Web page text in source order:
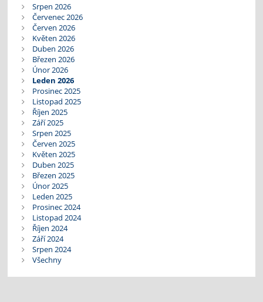
Srpen 2026
Červenec 2026
Červen 2026
Květen 2026
Duben 2026
Březen 2026
Únor 2026
Leden 2026
Prosinec 2025
Listopad 2025
Říjen 2025
Září 2025
Srpen 2025
Červen 2025
Květen 2025
Duben 2025
Březen 2025
Únor 2025
Leden 2025
Prosinec 2024
Listopad 2024
Říjen 2024
Září 2024
Srpen 2024
Všechny